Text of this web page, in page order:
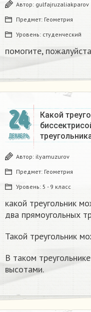
Автор: gulfajruzaliakparov
Предмет: Геометрия
Уровень: студенческий
помогите, пожалуйста ​
24
ДЕКАБРЬ
Какой
Автор: ilyamuzurov
Предмет: Геометрия
Уровень: 5 - 9 класс
какой треугольник
два прямоугольных
Такой треугольник
В таком
высотами.